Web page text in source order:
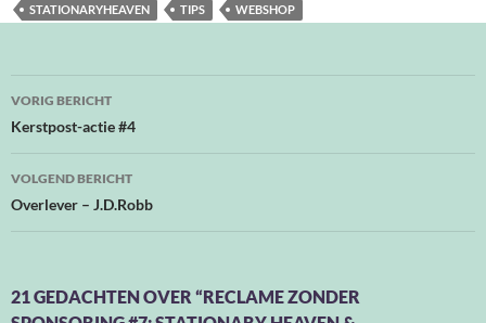
STATIONARYHEAVEN
TIPS WEBSHOP
Bericht
navigatie
VORIG BERICHT
Kerstpost-actie #4
VOLGEND BERICHT
Overlever – J.D.Robb
21 GEDACHTEN OVER “RECLAME ZONDER